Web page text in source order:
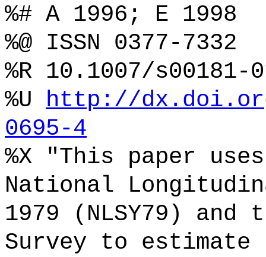
%# A 1996; E 1998
%@ ISSN 0377-7332
%R 10.1007/s00181-
%U http://
0695-4
%X "This paper
National
1979 (NLSY79)
Survey to